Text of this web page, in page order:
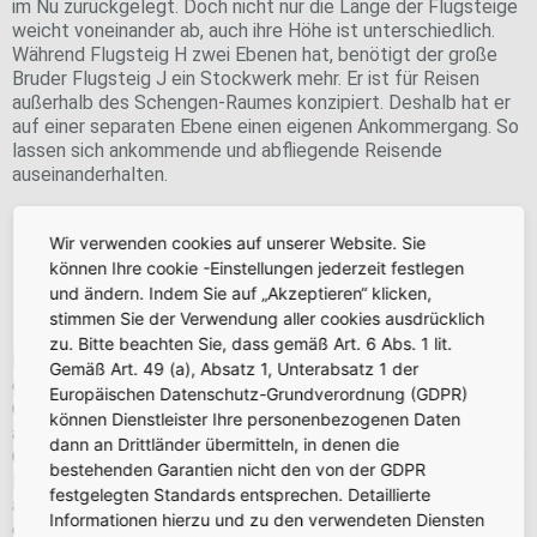
An den beiden Flugsteigen entstehen insgesamt 24
Brückenbauwerke, die ein direktes Zu- und Aussteigen
ermöglichen.
im Nu zurückgelegt. Doch nicht nur die Länge der Flugsteige
weicht voneinander ab, auch ihre Höhe ist unterschiedlich.
Während Flugsteig H zwei Ebenen hat, benötigt der große
Bruder Flugsteig J ein Stockwerk mehr. Er ist für Reisen
außerhalb des Schengen-Raumes konzipiert. Deshalb hat er
auf einer separaten Ebene einen eigenen Ankommergang. So
lassen sich ankommende und abfliegende Reisende
auseinanderhalten.
Schnelle Orientierung
Das moderne innenarchitektonische Konzept und der
geradlinige Verlauf der Flugsteige sorgen für eine schnelle
Orientierung: Die Gates mit Wartezone für Fluggäste liegen
an den Seiten, daneben folgen die Bereiche mit Retail- und
Gastronomieangeboten. Der Mittelgang ist über die gesamte
Länge der Flugsteige mit insgesamt 36 Fahrsteigen
ausgestattet. Da kommen einige Meter zusammen, denn die
einzelnen Fahrsteige werden bis zu 47 Metern lang und 1,20
Wir verwenden cookies auf unserer Website. Sie
können Ihre cookie -Einstellungen jederzeit festlegen
und ändern. Indem Sie auf „Akzeptieren“ klicken,
stimmen Sie der Verwendung aller cookies ausdrücklich
zu. Bitte beachten Sie, dass gemäß Art. 6 Abs. 1 lit.
Gemäß Art. 49 (a), Absatz 1, Unterabsatz 1 der
Europäischen Datenschutz-Grundverordnung (GDPR)
können Dienstleister Ihre personenbezogenen Daten
dann an Drittländer übermitteln, in denen die
bestehenden Garantien nicht den von der GDPR
festgelegten Standards entsprechen. Detaillierte
Informationen hierzu und zu den verwendeten Diensten